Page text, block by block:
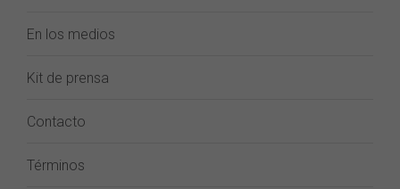
En los medios
Kit de prensa
Contacto
Términos